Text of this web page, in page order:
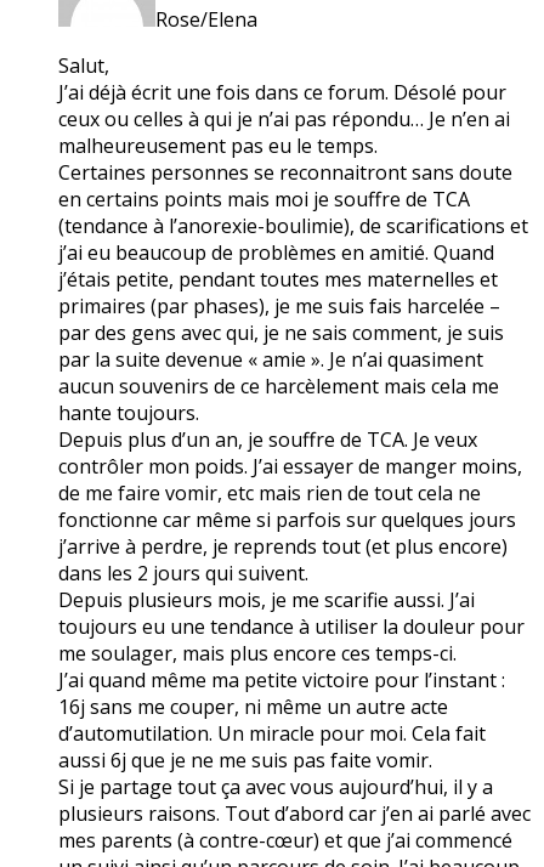
Rose/Elena
Salut,
J’ai déjà écrit une fois dans ce forum. Désolé pour
ceux ou celles à qui je n’ai pas répondu… Je n’en ai
malheureusement pas eu le temps.
Certaines personnes se reconnaitront sans doute
en certains points mais moi je souffre de TCA
(tendance à l’anorexie-boulimie), de scarifications et
j’ai eu beaucoup de problèmes en amitié. Quand
j’étais petite, pendant toutes mes maternelles et
primaires (par phases), je me suis fais harcelée –
par des gens avec qui, je ne sais comment, je suis
par la suite devenue « amie ». Je n’ai quasiment
aucun souvenirs de ce harcèlement mais cela me
hante toujours.
Depuis plus d’un an, je souffre de TCA. Je veux
contrôler mon poids. J’ai essayer de manger moins,
de me faire vomir, etc mais rien de tout cela ne
fonctionne car même si parfois sur quelques jours
j’arrive à perdre, je reprends tout (et plus encore)
dans les 2 jours qui suivent.
Depuis plusieurs mois, je me scarifie aussi. J’ai
toujours eu une tendance à utiliser la douleur pour
me soulager, mais plus encore ces temps-ci.
J’ai quand même ma petite victoire pour l’instant :
16j sans me couper, ni même un autre acte
d’automutilation. Un miracle pour moi. Cela fait
aussi 6j que je ne me suis pas faite vomir.
Si je partage tout ça avec vous aujourd’hui, il y a
plusieurs raisons. Tout d’abord car j’en ai parlé avec
mes parents (à contre-cœur) et que j’ai commencé